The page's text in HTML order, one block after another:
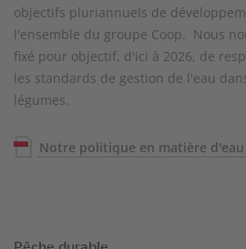
objectifs pluriannuels de
l'ensemble du groupe Coop. Nous
fixé pour objectif, d'ici à 2026, de
les standards de gestion de l'eau
légumes.
Notre politique en matière d'eau